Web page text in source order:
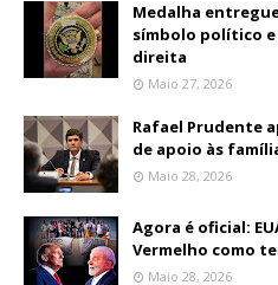
Medalha
símbolo político
direita
Maio 27, 2026
Rafael Prudente
de apoio às
Maio 28, 2026
Agora é oficial:
Vermelho como
Maio 28, 2026